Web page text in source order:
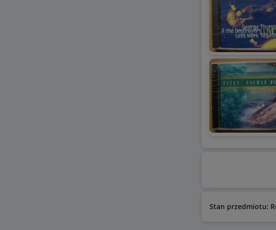
Stan przedmiotu: